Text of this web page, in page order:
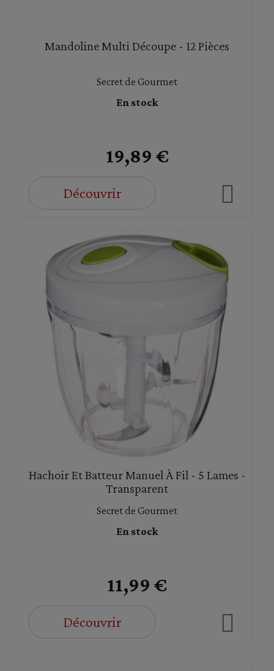
Mandoline Multi Découpe - 12 Pièces
Secret de Gourmet
En stock
19,89 €
Découvrir
Hachoir Et Batteur Manuel À Fil - 5 Lames -
Transparent
Secret de Gourmet
En stock
11,99 €
Découvrir